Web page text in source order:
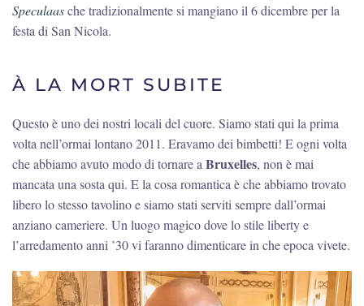
Speculaasche tradizionalmente si mangiano il 6 dicembre per la
festa di San Nicola.
À LA MORT SUBITE
Questo è uno dei nostri locali del cuore. Siamo stati qui la prima
volta nell’ormai lontano 2011. Eravamo dei bimbetti! E ogni volta
che abbiamo avuto modo di tornare a Bruxelles, non è mai
mancata una sosta qui. E la cosa romantica è che abbiamo trovato
libero lo stesso tavolino e siamo stati serviti sempre dall’ormai
anziano cameriere. Un luogo magico dove lo stile liberty e
l’arredamento anni ’30 vi faranno dimenticare in che epoca vivete.